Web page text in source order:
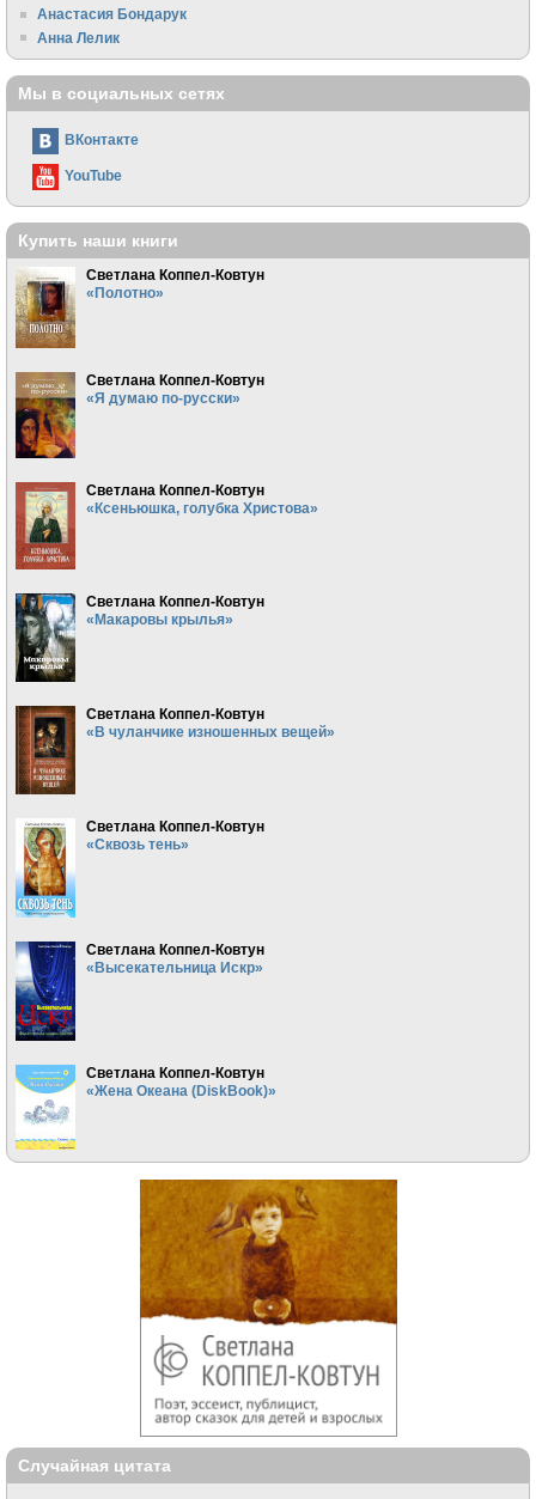
Анастасия Бондарук
Анна Лелик
Мы в социальных сетях
ВКонтакте
YouTube
Купить наши книги
Светлана Коппел-Ковтун
«Полотно»
Светлана Коппел-Ковтун
«Я думаю по-русски»
Светлана Коппел-Ковтун
«Ксеньюшка, голубка Христова»
Светлана Коппел-Ковтун
«Макаровы крылья»
Светлана Коппел-Ковтун
«В чуланчике изношенных вещей»
Светлана Коппел-Ковтун
«Сквозь тень»
Светлана Коппел-Ковтун
«Высекательница Искр»
Светлана Коппел-Ковтун
«Жена Океана (DiskBook)»
Случайная цитата